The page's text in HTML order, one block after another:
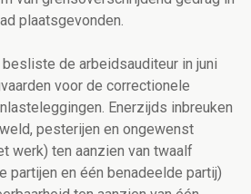
plaatsgevonden.
de arbeidsauditeur in juni
voor de correctionele
Enerzijds inbreuken
pesterijen en ongewenst
werk) ten aanzien van twaalf
partijen en één benadeelde partij)